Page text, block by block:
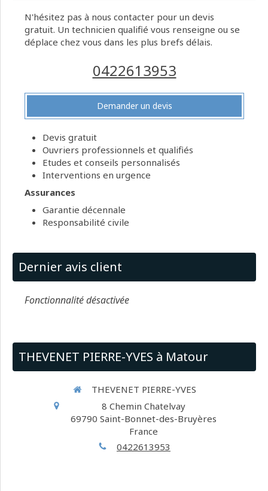
N'hésitez pas à nous contacter pour un devis
gratuit. Un technicien qualifié vous renseigne ou se
déplace chez vous dans les plus brefs délais.
0422613953
Demander un devis
Devis gratuit
Ouvriers professionnels et qualifiés
Etudes et conseils personnalisés
Interventions en urgence
Assurances
Garantie décennale
Responsabilité civile
Dernier avis client
Fonctionnalité désactivée
THEVENET PIERRE-YVES à Matour
THEVENET PIERRE-YVES
8 Chemin Chatelvay
69790 Saint-Bonnet-des-Bruyères
France
0422613953